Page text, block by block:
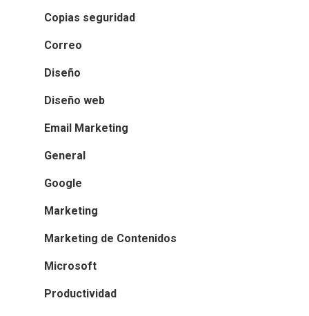
Copias seguridad
Correo
Diseño
Diseño web
Email Marketing
General
Google
Marketing
Marketing de Contenidos
Microsoft
Productividad